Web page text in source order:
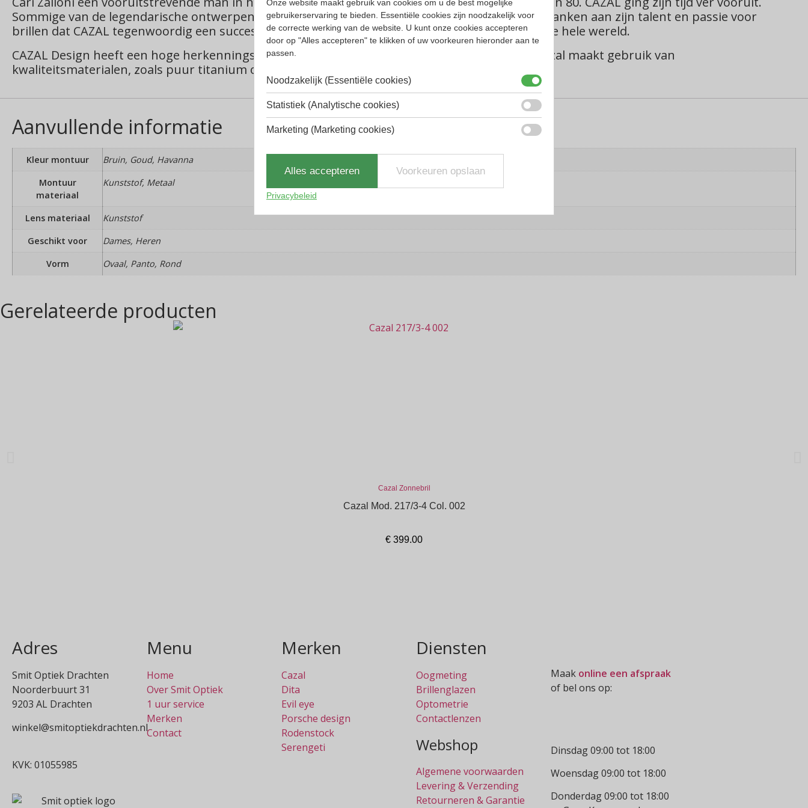
Sommige van de legendarische ontwerpen uit die tijd zijn zelfs nu nog trendsettend. Het is te danken aan zijn talent en passie voor
brillen dat CAZAL tegenwoordig een succesvol brillenmerk is dat geliefd is bij brildragers over de hele wereld.
CAZAL Design heeft een hoge herkenningswaarde is vaak opvallend en altijd ongebruikelijk. Cazal maakt gebruik van
kwaliteitsmaterialen, zoals puur titanium of goud.
Aanvullende informatie
Kleur montuur
Bruin, Goud, Havanna
Montuur
materiaal
Kunststof, Metaal
Lens materiaal
Kunststof
Geschikt voor
Dames, Heren
Vorm
Ovaal, Panto, Rond
Gerelateerde producten
Cazal Zonnebril
Cazal Mod. 217/3-4 Col. 002
€ 399.00
Adres
Smit Optiek Drachten
Noorderbuurt 31
9203 AL Drachten
winkel@smitoptiekdrachten.nl
KVK: 01055985
Menu
Home
Over Smit Optiek
1 uur service
Merken
Contact
Merken
Cazal
Dita
Evil eye
Porsche design
Rodenstock
Serengeti
Diensten
Oogmeting
Brillenglazen
Optometrie
Contactlenzen
Webshop
Algemene voorwaarden
Levering & Verzending
Retourneren & Garantie
Maak online een afspraak
of bel ons op:
Dinsdag 09:00 tot 18:00
Woensdag 09:00 tot 18:00
Donderdag 09:00 tot 18:00
Onze website maakt gebruik van cookies om u de best mogelijke
gebruikerservaring te bieden. Essentiële cookies zijn noodzakelijk voor
de correcte werking van de website. U kunt onze cookies accepteren
door op "Alles accepteren" te klikken of uw voorkeuren hieronder aan te
passen.
Noodzakelijk (Essentiële cookies)
Statistiek (Analytische cookies)
Marketing (Marketing cookies)
Alles accepteren Voorkeuren opslaan
Privacybeleid